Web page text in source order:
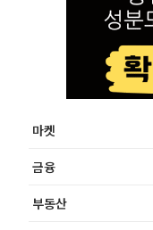
마켓
금융
부동산